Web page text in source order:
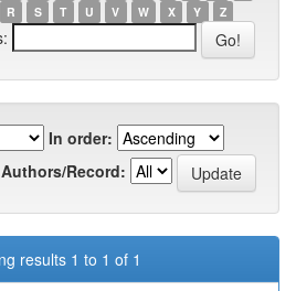
R S T U V W X Y Z
In order:
Authors/Record:
results 1 to 1 of 1